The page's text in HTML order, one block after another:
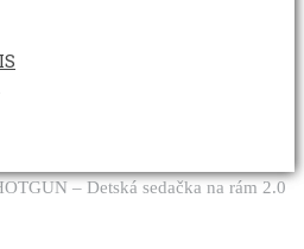
– Detská sedačka na rám 2.0